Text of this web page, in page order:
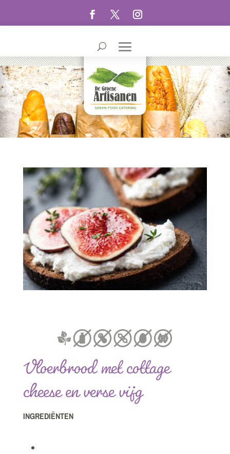
Vloerbrood met cottage
cheese en verse vijg
INGREDIËNTEN